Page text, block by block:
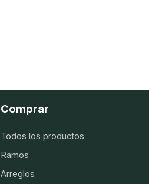
Comprar
Todos los productos
Ramos
Arreglos